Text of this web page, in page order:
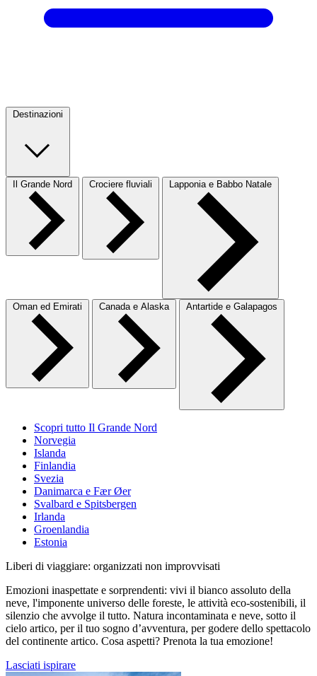
Destinazioni
Il Grande Nord Crociere fluviali Lapponia e Babbo Natale
Oman ed Emirati Canada e Alaska Antartide e Galapagos
Scopri tutto Il Grande Nord
Norvegia
Islanda
Finlandia
Svezia
Danimarca e Fær Øer
Svalbard e Spitsbergen
Irlanda
Groenlandia
Estonia
Liberi di viaggiare: organizzati non improvvisati
Emozioni inaspettate e sorprendenti: vivi il bianco assoluto della
neve, l'imponente universo delle foreste, le attività eco-sostenibili, il
silenzio che avvolge il tutto. Natura incontaminata e neve, sotto il
cielo artico, per il tuo sogno d’avventura, per godere dello spettacolo
del continente artico. Cosa aspetti? Prenota la tua emozione!
Lasciati ispirare